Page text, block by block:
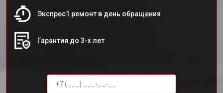
Экспрес1 ремонт в день обращения
Гарантия до 3-х лет